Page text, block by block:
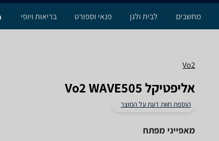
מחשבים לבית ולגן פנאי וספורט בריאות ויופי
Vo2
אליפטיקל Vo2 WAVE505
הוספת חוות דעת על המוצר
מאפייני מפתח